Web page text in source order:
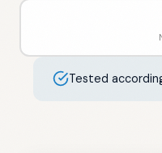
Tested